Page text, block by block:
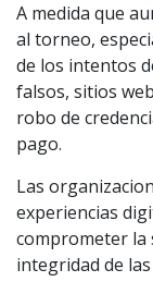
A medida que
al torneo,
de los intentos
falsos, sitios
robo de
pago.
Las
experiencias
comprometer la
integridad de